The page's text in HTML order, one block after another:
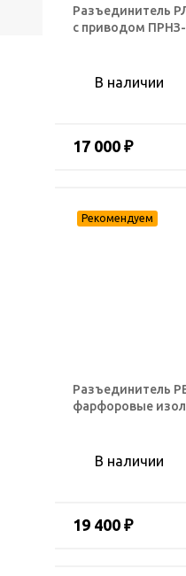
Разъединитель
с приводом
В наличии
17 000 ₽
Разъединитель
фарфоровые
В наличии
19 400 ₽